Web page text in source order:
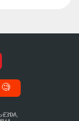
🧐